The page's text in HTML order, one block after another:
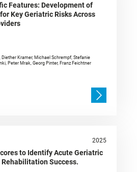
Features: Development of
Key Geriatric Risks Across
Diether Kramer, Michael Schrempf, Stefanie
Peter Mrak, Georg Pinter, Franz Feichtner
2025
to Identify Acute Geriatric
Success.